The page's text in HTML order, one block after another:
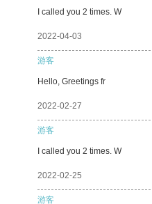
I called you 2 times. W
2022-04-03
游客
Hello, Greetings fr
2022-02-27
游客
I called you 2 times. W
2022-02-25
游客